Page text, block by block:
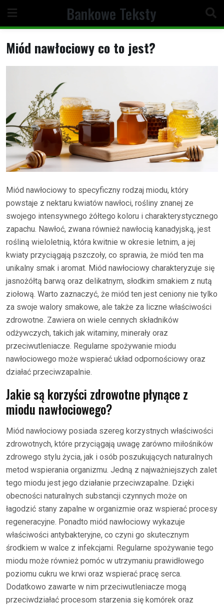
content
Bankowe Teksty
Miód nawłociowy co to jest?
Miód nawłociowy to specyficzny rodzaj miodu, który
powstaje z nektaru kwiatów nawłoci, rośliny znanej ze
swojego intensywnego żółtego koloru i charakterystycznego
zapachu. Nawłoć, zwana również nawłocią kanadyjską, jest
rośliną wieloletnią, która kwitnie w okresie letnim, a jej
kwiaty przyciągają pszczoły, co sprawia, że miód ten ma
unikalny smak i aromat. Miód nawłociowy charakteryzuje się
jasnożółtą barwą oraz delikatnym, słodkim smakiem z nutą
ziołową. Warto zaznaczyć, że miód ten jest ceniony nie tylko
za swoje walory smakowe, ale także za liczne właściwości
zdrowotne. Zawiera on wiele cennych składników
odżywczych, takich jak witaminy, minerały oraz
przeciwutleniacze. Regularne spożywanie miodu
nawłociowego może wspierać układ odpornościowy oraz
działać przeciwzapalnie.
Jakie są korzyści zdrowotne płynące z
miodu nawłociowego?
Miód nawłociowy posiada szereg korzystnych właściwości
zdrowotnych, które przyciągają uwagę zarówno miłośników
zdrowego stylu życia, jak i osób poszukujących naturalnych
metod wspierania organizmu. Jedną z najważniejszych zalet
tego miodu jest jego działanie przeciwzapalne. Dzięki
obecności naturalnych substancji czynnych może on
łagodzić stany zapalne w organizmie oraz wspierać procesy
regeneracyjne. Ponadto miód nawłociowy wykazuje
właściwości antybakteryjne, co czyni go skutecznym
środkiem w walce z infekcjami. Regularne spożywanie tego
miodu może również pomóc w utrzymaniu prawidłowego
poziomu cukru we krwi oraz wspierać pracę serca.
Dodatkowo zawarte w nim przeciwutleniacze mogą
przeciwdziałać procesom starzenia się komórek oraz